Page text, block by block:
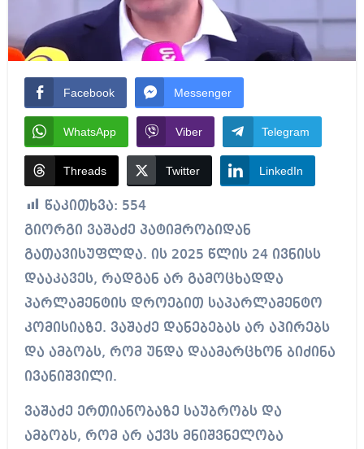
Facebook Messenger
WhatsApp Viber Telegram
Threads Twitter LinkedIn
წაკითხვა: 554
გიორგი ვაშაძე პატიმრობიდან
გათავისუფლდა. ის 2025 წლის 24 ივნისს
დააკავეს, რადგან არ გამოცხადდა
პარლამენტის დროებით საპარლამენტო
კომისიაზე. ვაშაძე დანებებას არ აპირებს
და ამბობს, რომ უნდა დაამარცხონ ბიძინა
ივანიშვილი.
ვაშაძე ერთიანობაზე საუბრობს და
ამბობს, რომ არ აქვს მნიშვნელობა